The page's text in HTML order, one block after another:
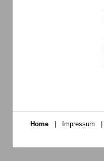
Home Impressum